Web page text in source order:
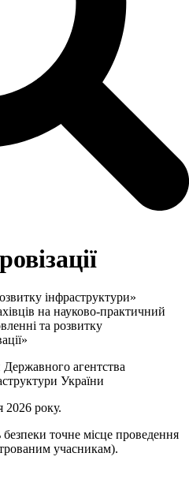
інфраструктури»
на науково-практичний
та розвитку
Державного агентства
України
2026 року.
точне місце проведення
учасникам).